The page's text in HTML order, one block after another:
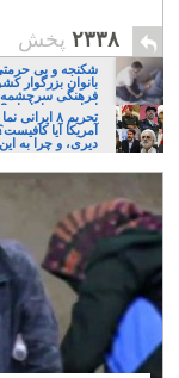
۲۳۳۸ پخش
شکنجه و بی
بانوان بزرگوار
فرهنگی سرچشمه
ایرانی، و یا تازیان؟
تحریم ۸
آمریکا آیا
دیری، و چرا به